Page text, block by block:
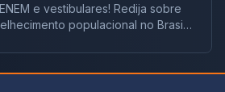
e vestibulares! Redija sobre
populacional no Brasil,
de trabalho, previdê